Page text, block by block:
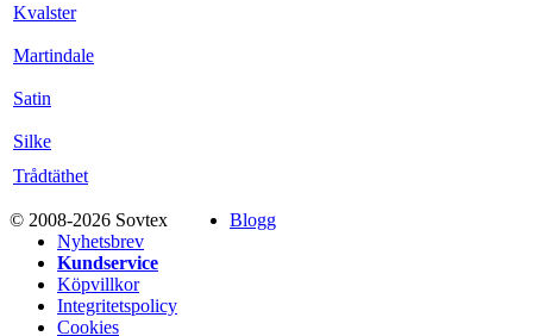
Kvalster
Martindale
Satin
Silke
Trådtäthet
© 2008-2026 Sovtex
Blogg
Nyhetsbrev
Kundservice
Köpvillkor
Integritetspolicy
Cookies